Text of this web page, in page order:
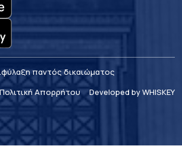
παντός δικαιώματος
Πολιτική Απορρήτου
Developed by WHISKEY